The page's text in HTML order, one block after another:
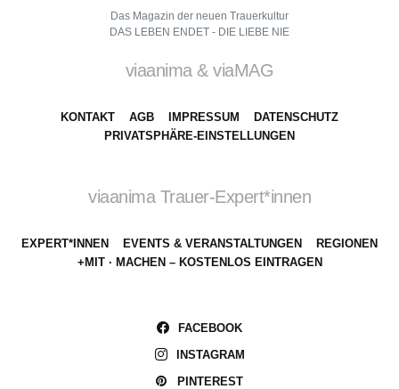
Das Magazin der neuen Trauerkultur
DAS LEBEN ENDET - DIE LIEBE NIE
viaanima & viaMAG
KONTAKT AGB IMPRESSUM
DATENSCHUTZ
PRIVATSPHÄRE-EINSTELLUNGEN
viaanima Trauer-Expert*innen
EXPERT*INNEN EVENTS & VERANSTALTUNGEN
REGIONEN
+MIT · MACHEN – KOSTENLOS EINTRAGEN
FACEBOOK
INSTAGRAM
PINTEREST